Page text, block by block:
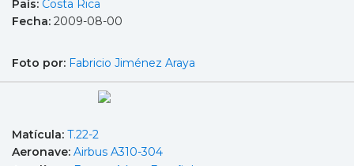
País: Costa Rica
Fecha: 2009-08-00
Foto por: Fabricio Jiménez Araya
Matícula: T.22-2
Aeronave: Airbus A310-304